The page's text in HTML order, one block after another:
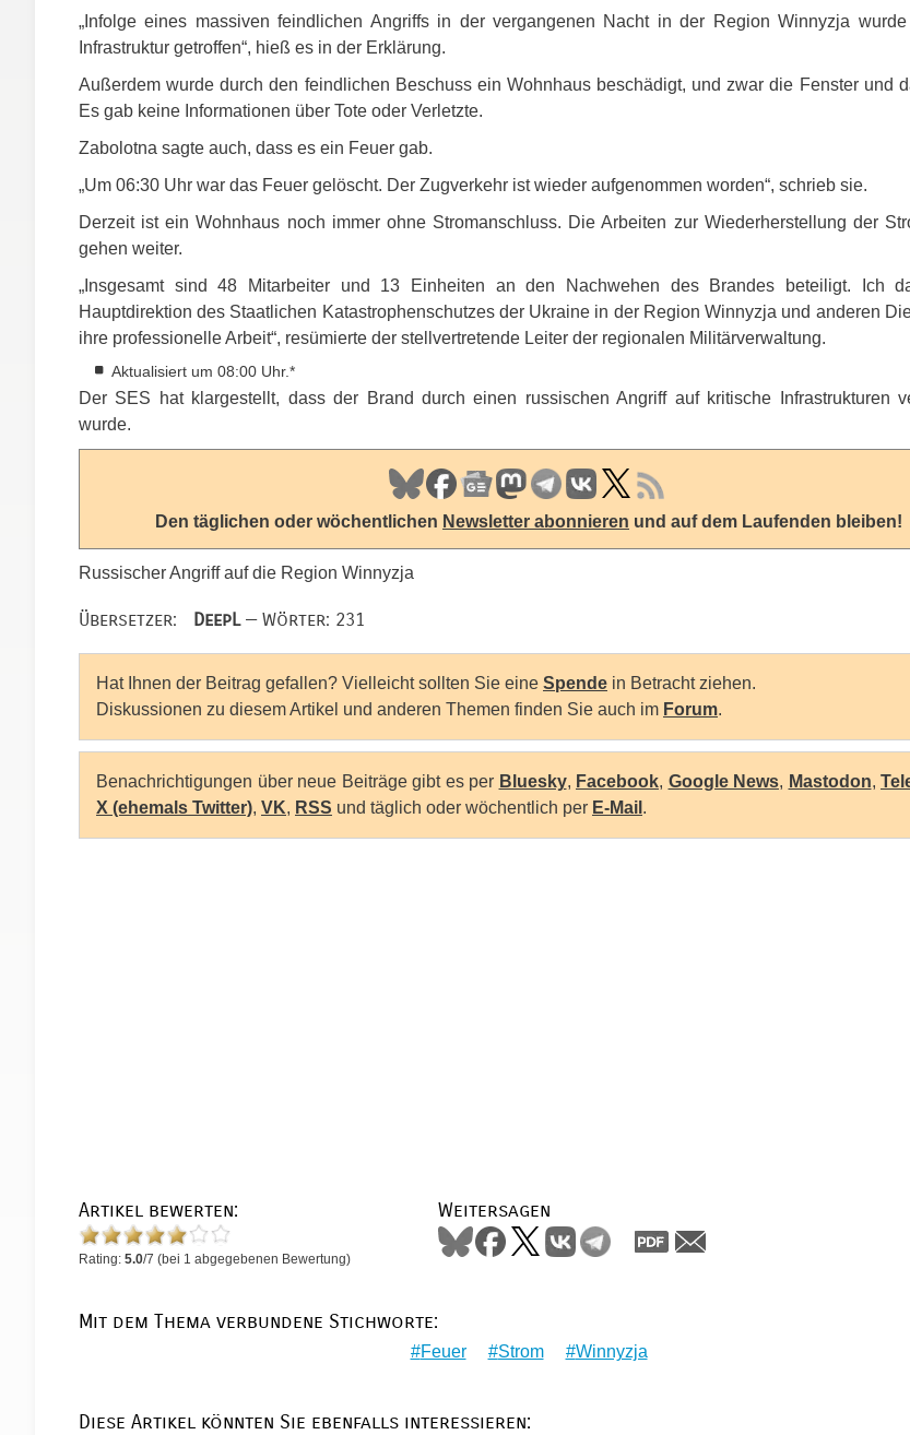
„Infolge eines massiven feindlichen Angriffs in der vergangenen Nacht in der Region Winnyzja
Infrastruktur getroffen“, hieß es in der Erklärung.
Außerdem wurde durch den feindlichen Beschuss ein Wohnhaus beschädigt, und zwar die Fenster und
Es gab keine Informationen über Tote oder Verletzte.
Zabolotna sagte auch, dass es ein Feuer gab.
„Um 06:30 Uhr war das Feuer gelöscht. Der Zugverkehr ist wieder aufgenommen worden“, schrieb sie.
Derzeit ist ein Wohnhaus noch immer ohne Stromanschluss. Die Arbeiten zur Wiederherstellung der
gehen weiter.
„Insgesamt sind 48 Mitarbeiter und 13 Einheiten an den Nachwehen des Brandes beteiligt. Ich
Hauptdirektion des Staatlichen Katastrophenschutzes der Ukraine in der Region Winnyzja und anderen
ihre professionelle Arbeit“, resümierte der stellvertretende Leiter der regionalen Militärverwaltung.
Aktualisiert um 08:00 Uhr.*
Der SES hat klargestellt, dass der Brand durch einen russischen Angriff auf kritische Infrastrukturen
wurde.
Den täglichen oder wöchentlichen Newsletter abonnieren und auf dem Laufenden bleiben!
Russischer Angriff auf die Region Winnyzja
Übersetzer: DeepL— Wörter: 231
Hat Ihnen der Beitrag gefallen? Vielleicht sollten Sie eine Spende in Betracht ziehen.
Diskussionen zu diesem Artikel und anderen Themen finden Sie auch im Forum.
Benachrichtigungen über neue Beiträge gibt es per Bluesky, Facebook, Google News, Mastodon,
X (ehemals Twitter), VK, RSS und täglich oder wöchentlich per E-Mail .
Artikel bewerten:
Rating: 5.0/7 (bei 1 abgegebenen Bewertung)
Weitersagen
Mit dem Thema verbundene Stichworte:
Feuer Strom Winnyzja
Diese Artikel könnten Sie ebenfalls interessieren: